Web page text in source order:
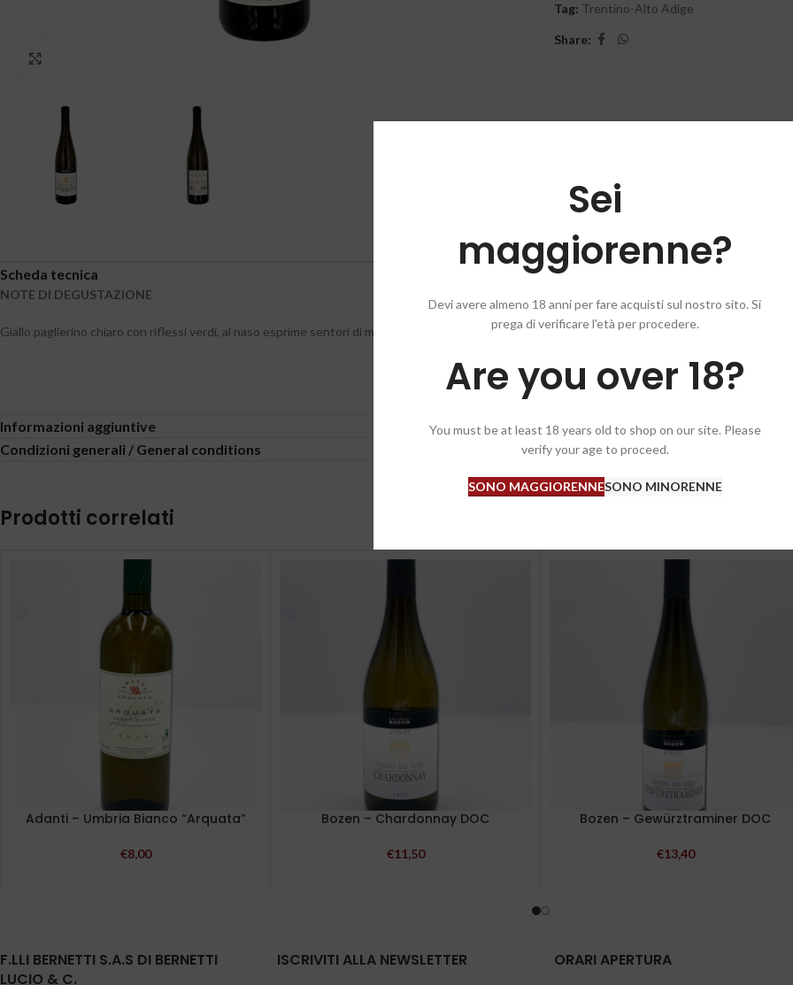
Sei
maggiorenne?
Devi avere almeno 18 anni per fare acquisti sul nostro sito. Si
prega di verificare l'età per procedere.
Are you over 18?
You must be at least 18 years old to shop on our site. Please
verify your age to proceed.
SONO MAGGIORENNESONO MINORENNE
Tag: Trentino-Alto Adige
Share:
Scheda tecnica
NOTE DI DEGUSTAZIONE
Giallo paglierino chiaro con riflessi verdi, al naso esprime sentori di mela gialla, pera, pesca e accenni di ananas; al palato si presenta fresco e con
Informazioni aggiuntive
Condizioni generali / General conditions
Prodotti correlati
Adanti – Umbria Bianco “Arquata”
€8,00
Bozen – Chardonnay DOC
€11,50
Bozen – Gewürztraminer DOC
€13,40
F.LLI BERNETTI S.A.S DI BERNETTI
LUCIO & C.
ISCRIVITI ALLA NEWSLETTER ORARI APERTURA